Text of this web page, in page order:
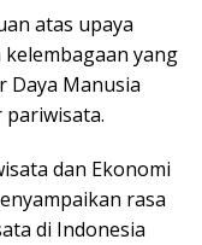
atas upaya
yang
Daya Manusia
dan Ekonomi
rasa
di Indonesia